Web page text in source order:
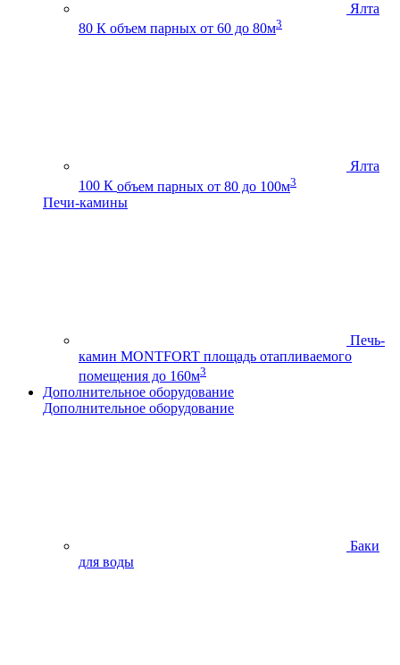
Ялта
80 К объем парных от 60 до 80м3
Ялта
100 К объем парных от 80 до 100м3
Печи-камины
Печь-
камин MONTFORT площадь отапливаемого
помещения до 160м3
Дополнительное оборудование
Дополнительное оборудование
Баки
для воды